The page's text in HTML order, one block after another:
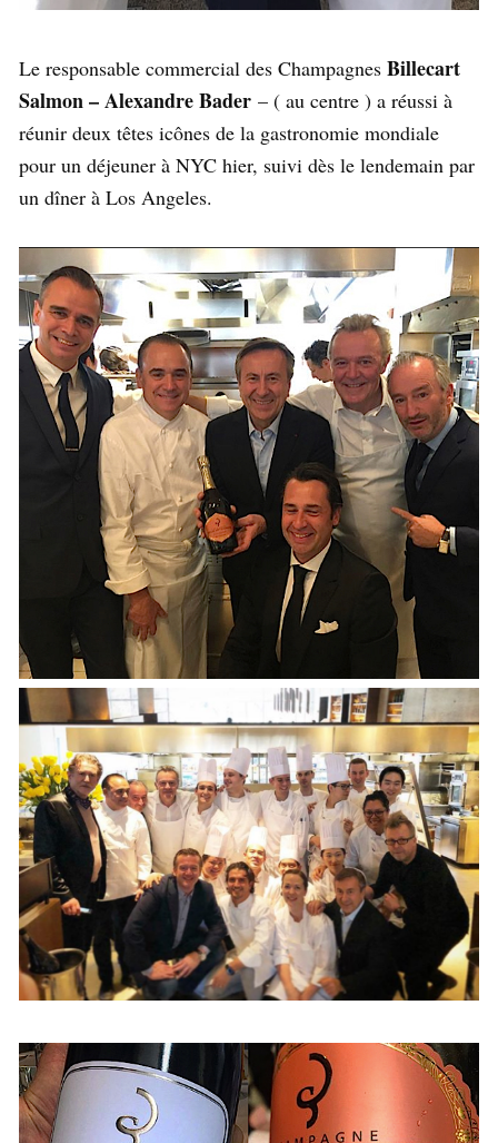
Le responsable commercial des Champagnes Billecart
Salmon – Alexandre Bader – ( au centre ) a réussi à
réunir deux têtes icônes de la gastronomie mondiale
pour un déjeuner à NYC hier, suivi dès le lendemain par
un dîner à Los Angeles.